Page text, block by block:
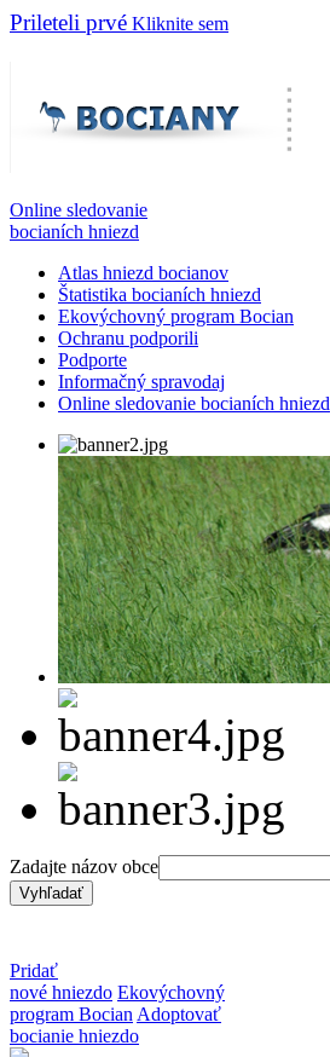
Prileteli prvé Kliknite sem
Online sledovanie
bocianích hniezd
Atlas hniezd bocianov
Štatistika bocianích hniezd
Ekovýchovný program Bocian
Ochranu podporili
Podporte
Informačný spravodaj
Online sledovanie bocianích hniezd
Zadajte názov obce
Pridať
nové hniezdo Ekovýchovný
program Bocian Adoptovať
bocianie hniezdo